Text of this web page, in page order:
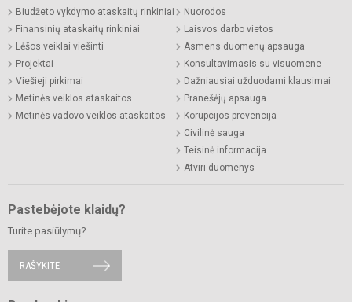
Biudžeto vykdymo ataskaitų rinkiniai
Finansinių ataskaitų rinkiniai
Lėšos veiklai viešinti
Projektai
Viešieji pirkimai
Metinės veiklos ataskaitos
Metinės vadovo veiklos ataskaitos
Nuorodos
Laisvos darbo vietos
Asmens duomenų apsauga
Konsultavimasis su visuomene
Dažniausiai užduodami klausimai
Pranešėjų apsauga
Korupcijos prevencija
Civilinė sauga
Teisinė informacija
Atviri duomenys
Pastebėjote klaidų?
Turite pasiūlymų?
RAŠYKITE